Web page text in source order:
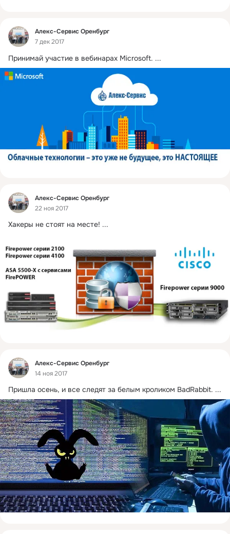
Фид
Алекс-Сервис Оренбург
7 дек 2017
Принимай участие в вебинарах Microsoft. ...
Фид
Алекс-Сервис Оренбург
22 ноя 2017
Хакеры не стоят на месте! ...
Фид
Алекс-Сервис Оренбург
14 ноя 2017
Пришла осень, и все следят за белым кроликом BadRabbit. ...